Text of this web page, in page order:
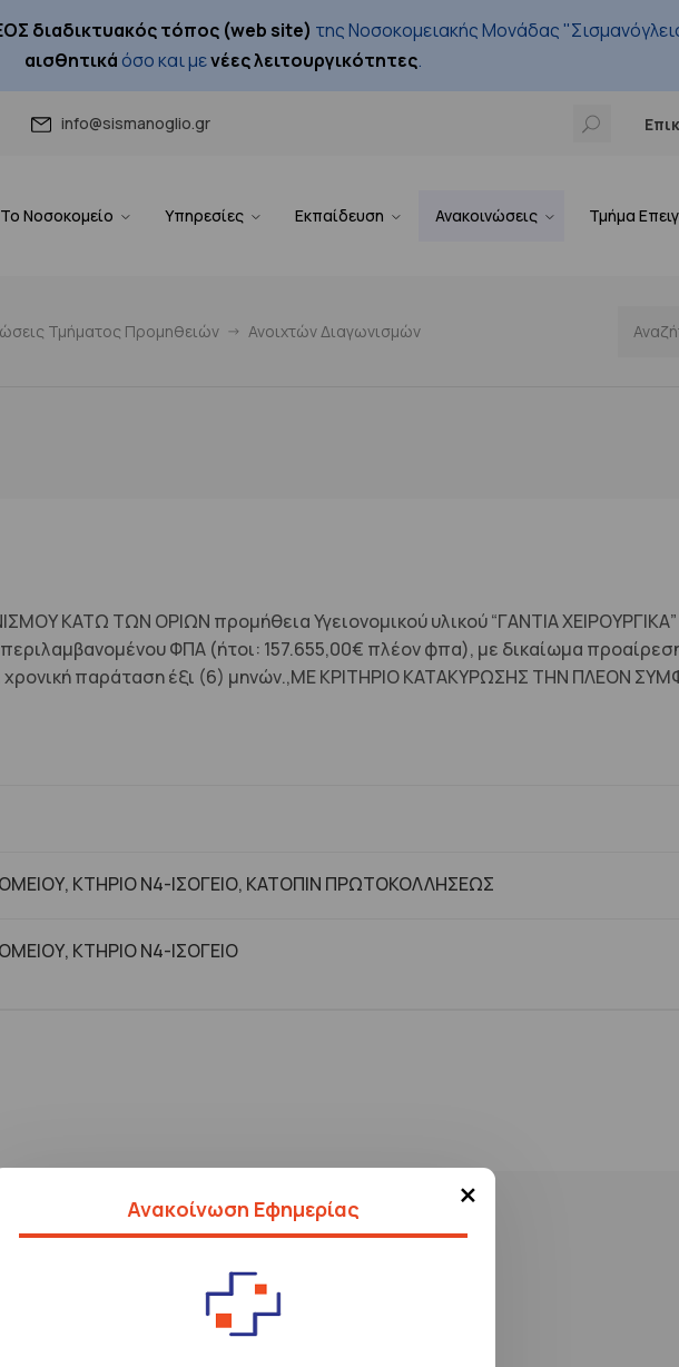
διαδικτυακός τόπος (web site) της Νοσοκομειακής Μονάδας
αισθητικάόσο και μενέες λειτουργικότητες.
info@sismanoglio.gr
Το Νοσοκομείο Υπηρεσίες Εκπαίδευση Ανακοινώσεις Τμήμα
×
Ανακοίνωση Εφημερίας
Τμήματος Προμηθειών Ανοιχτών Διαγωνισμών
ΚΑΤΩ ΤΩΝ ΟΡΙΩΝ προμήθεια Υγειονομικού υλικού “ΓΑΝΤΙΑ ΧΕΙΡΟΥΡΓΙΚΑ”
ΦΠΑ (ήτοι: 157.655,00€ πλέον φπα), με δικαίωμα
χρονική παράταση έξι (6) μηνών.,ΜΕ ΚΡΙΤΗΡΙΟ ΚΑΤΑΚΥΡΩΣΗΣ ΤΗΝ ΠΛΕΟΝ
ΚΤΗΡΙΟ Ν4-ΙΣΟΓΕΙΟ, ΚΑΤΟΠΙΝ ΠΡΩΤΟΚΟΛΛΗΣΕΩΣ
ΚΤHΡΙΟ Ν4-ΙΣΟΓΕΙΟ